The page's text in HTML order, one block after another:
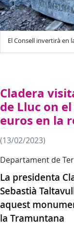
El
Cladera
de Lluc on
euros en la
(13/02/2023)
Departament de
La presidenta
Sebastià
aquest
la Tramuntana